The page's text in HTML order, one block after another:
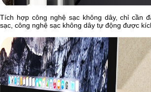
Tích hợp công nghệ sạc không dây, chỉ cần
sạc, công nghệ sạc không dây tự động được